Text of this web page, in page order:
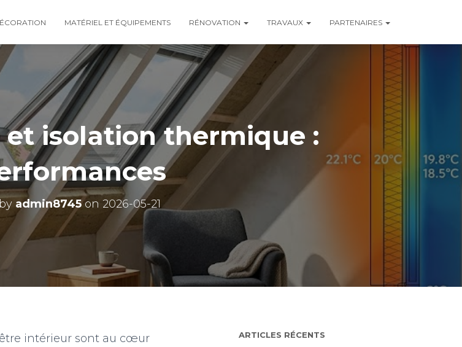
MATÉRIEL ET ÉQUIPEMENTS RÉNOVATION TRAVAUX PARTENAIRES
isolation thermique :
admin8745on 2026-05-21
intérieur sont au cœur
ARTICLES RÉCENTS